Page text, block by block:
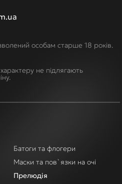
особам старше 18 років.
не підлягають
Батоги та флогери
Маски та пов`язки на очі
Прелюдія